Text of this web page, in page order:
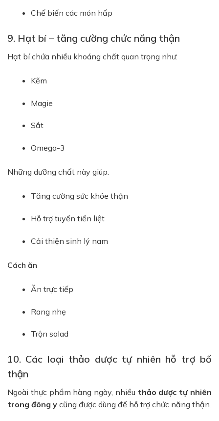
Chế biến các món hấp
9. Hạt bí – tăng cường chức năng thận
Hạt bí chứa nhiều khoáng chất quan trọng như:
Kẽm
Magie
Sắt
Omega-3
Những dưỡng chất này giúp:
Tăng cường sức khỏe thận
Hỗ trợ tuyến tiền liệt
Cải thiện sinh lý nam
Cách ăn
Ăn trực tiếp
Rang nhẹ
Trộn salad
10. Các loại thảo dược tự nhiên hỗ trợ bổ
thận
Ngoài thực phẩm hàng ngày, nhiều thảo dược tự nhiên
trong đông y cũng được dùng để hỗ trợ chức năng thận.